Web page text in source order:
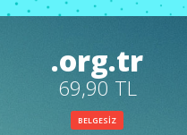
.org.tr
69,90 TL
BELGESİZ